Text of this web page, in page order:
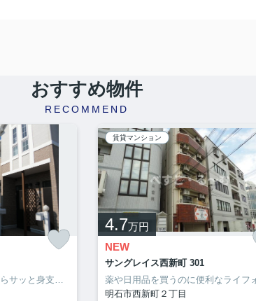
おすすめ物件
RECOMMEND
忙しい朝でも鏡を見ながらサッと身支度を整えることができる独立洗面台を備えております。来訪者の確認ができる、安心のTVインターホン付きです。お風呂好きな方にニーズが高いのが、追い焚き機能付きのお風呂です。初期費用はカードで決済いただけます。サポートホームサービスでは山陽電鉄本線西江井ヶ島周辺の賃貸情報を取り扱っております。住まい探しをするのであれば、当社をご活用ください。
賃貸マンション
4.7万円
NEW
サングレイス西新町 301
明石市西新町２丁目